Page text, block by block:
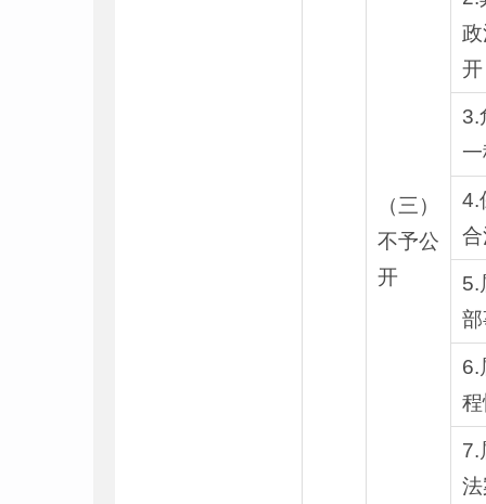
（三）
不予公
开
开
3.
一
4.
5.
6.
7.